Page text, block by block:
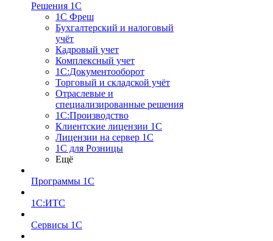
Решения 1С
1С Фреш
Бухгалтерский и налоговый
учёт
Кадровый учет
Комплексный учет
1С:Документооборот
Торговый и складской учёт
Отраслевые и
специализированные решения
1С:Производство
Клиентские лицензии 1С
Лицензии на сервер 1С
1С для Розницы
Ещё
Программы 1С
1С:ИТС
Сервисы 1С